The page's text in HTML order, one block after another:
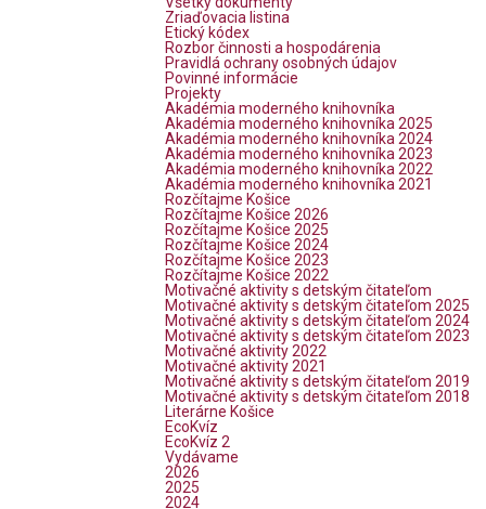
Zriaďovacia listina
Etický kódex
Rozbor činnosti a hospodárenia
Pravidlá ochrany osobných údajov
Povinné informácie
Projekty
Akadémia moderného knihovníka
Akadémia moderného knihovníka 2025
Akadémia moderného knihovníka 2024
Akadémia moderného knihovníka 2023
Akadémia moderného knihovníka 2022
Akadémia moderného knihovníka 2021
Rozčítajme Košice
Rozčítajme Košice 2026
Rozčítajme Košice 2025
Rozčítajme Košice 2024
Rozčítajme Košice 2023
Rozčítajme Košice 2022
Motivačné aktivity s detským čitateľom
Motivačné aktivity s detským čitateľom 2025
Motivačné aktivity s detským čitateľom 2024
Motivačné aktivity s detským čitateľom 2023
Motivačné aktivity 2022
Motivačné aktivity 2021
Motivačné aktivity s detským čitateľom 2019
Motivačné aktivity s detským čitateľom 2018
Literárne Košice
EcoKvíz
EcoKvíz 2
Vydávame
2026
2025
2024